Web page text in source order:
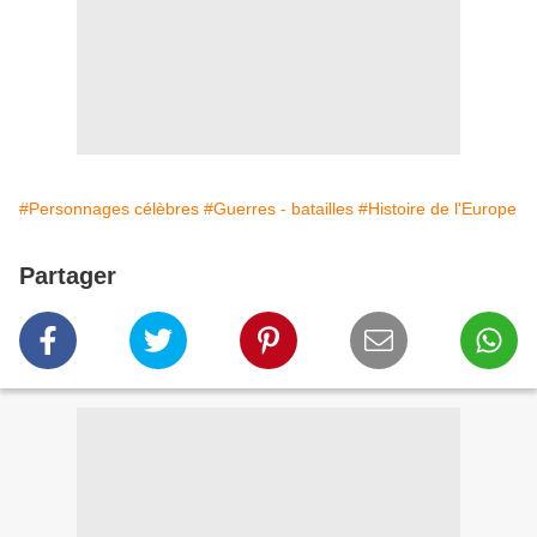
#Personnages célèbres #Guerres - batailles #Histoire de l'Europe
Partager